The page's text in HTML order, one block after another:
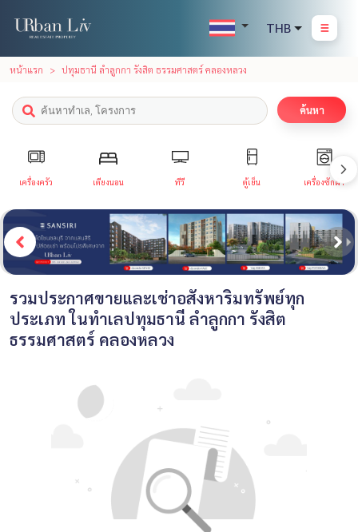
THB
หน้าแรก ปทุมธานี ลำลูกกา รังสิต ธรรมศาสตร์ คลองหลวง
ค้นหา
เครื่องครัว เตียงนอน ทีวี ตู้เย็น เครื่องซักผ้า
รวมประกาศขายและเช่าอสังหาริมทรัพย์ทุก
ประเภท ในทำเลปทุมธานี ลำลูกกา รังสิต
ธรรมศาสตร์ คลองหลวง